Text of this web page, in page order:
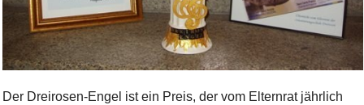
Der Dreirosen-Engel ist ein Preis, der vom Elternrat jährlich